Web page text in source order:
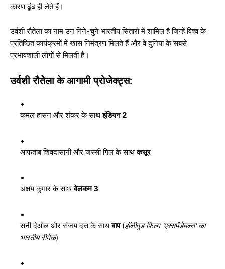
कारण ढूंढ ही लेते हैं।
उर्वशी रौतेला का नाम उन गिने-चुने भारतीय सितारों में शामिल है जिन्हें विश्व के
प्रतिष्ठित कार्यक्रमों में खास निमंत्रण मिलते हैं और वे दुनिया के सबसे
प्रभावशाली लोगों से मिलती हैं।
उर्वशी रौतेला के आगामी प्रोजेक्ट्स:
कमल हासन और शंकर के साथइंडियन 2
आफताब शिवदासानी और जस्सी गिल के साथकसूर
अक्षय कुमार के साथवेलकम 3
सनी देओल और संजय दत्त के साथबाप(हॉलीवुड फिल्म 'एक्सपेंडेबल्स' का
भारतीय रीमेक)